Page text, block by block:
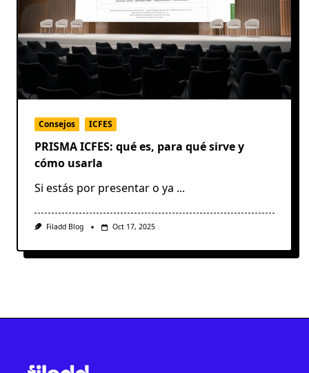
Consejos ICFES
PRISMA ICFES: qué es, para qué sirve y
cómo usarla
Si estás por presentar o ya ...
Filadd Blog Oct 17, 2025